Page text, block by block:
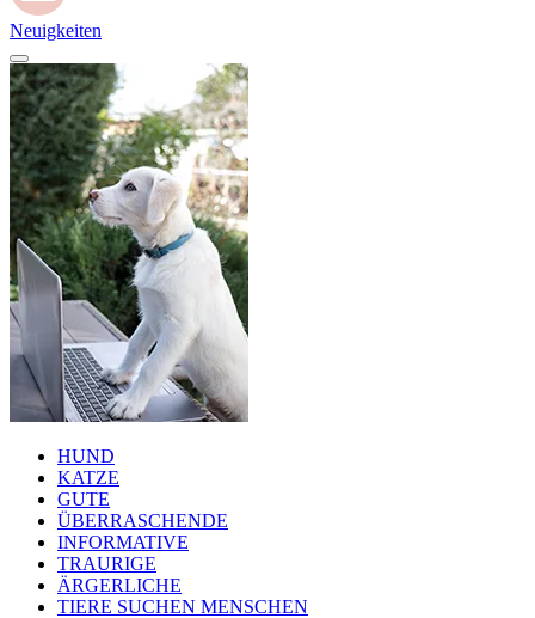
Neuigkeiten
HUND
KATZE
GUTE
ÜBERRASCHENDE
INFORMATIVE
TRAURIGE
ÄRGERLICHE
TIERE SUCHEN MENSCHEN